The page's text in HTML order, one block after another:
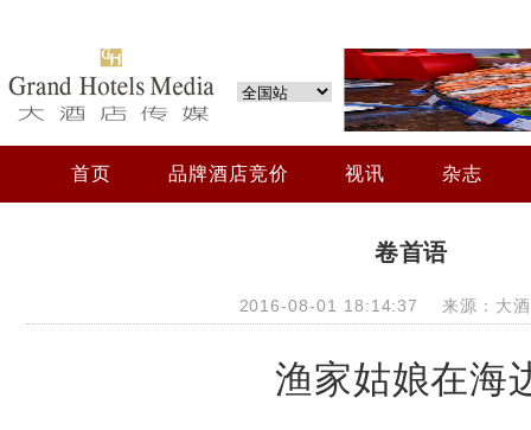
首页 品牌酒店竞价 视讯 杂志
卷首语
2016-08-01 18:14:37 来源：大酒
渔家姑娘在海